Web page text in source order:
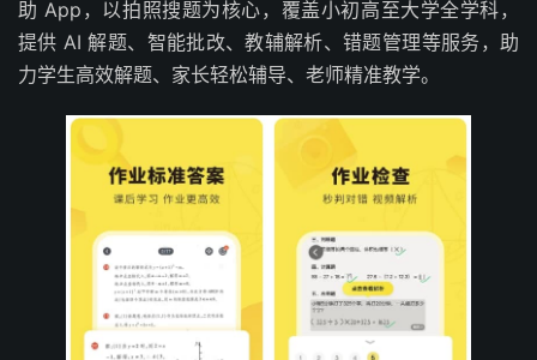
助 App，以拍照搜题为核心，覆盖小初高至大学全学科，
提供 AI 解题、智能批改、教辅解析、错题管理等服务，助
力学生高效解题、家长轻松辅导、老师精准教学。